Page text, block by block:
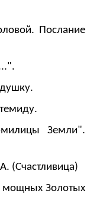
Послание
Земли".
(Счастливица)
мощных Золотых